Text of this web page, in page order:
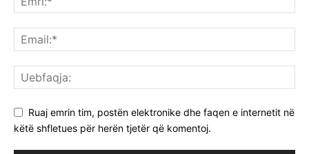
Ruaj emrin tim, postën elektronike dhe faqen e internetit në
këtë shfletues për herën tjetër që komentoj.